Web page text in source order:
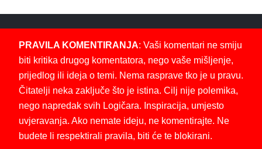
PRAVILA KOMENTIRANJA: Vaši komentari ne smiju
biti kritika drugog komentatora, nego vaše mišljenje,
prijedlog ili ideja o temi. Nema rasprave tko je u pravu.
Čitatelji neka zaključe što je istina. Cilj nije polemika,
nego napredak svih Logičara. Inspiracija, umjesto
uvjeravanja. Ako nemate ideju, ne komentirajte. Ne
budete li respektirali pravila, biti će te blokirani.